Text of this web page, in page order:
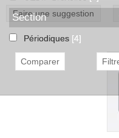
Faire une suggestion
Section
Périodiques [4]